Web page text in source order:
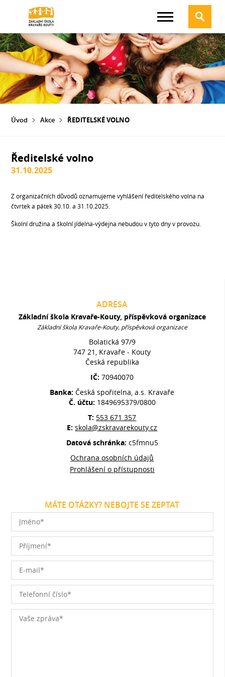
Úvod Akce ŘEDITELSKÉ VOLNO
Ředitelské volno
31.10.2025
Z organizačních důvodů oznamujeme vyhlášení ředitelského volna na
čtvrtek a pátek 30.10. a 31.10.2025.
Školní družina a školní jídelna-výdejna nebudou v tyto dny v provozu.
ADRESA
Základní škola Kravaře-Kouty, příspěvková organizace
Základní škola Kravaře-Kouty, příspěvková organizace
Bolatická 97/9
747 21, Kravaře - Kouty
Česká republika
IČ:70940070
Banka:Česká spořitelna, a.s. Kravaře
Č. účtu: 1849695379/0800
T: 553 671 357
E:skola@zskravarekouty.cz
Datová schránka: c5fmnu5
Ochrana osobních údajů
Prohlášení o přístupnosti
MÁTE OTÁZKY? NEBOJTE SE ZEPTAT